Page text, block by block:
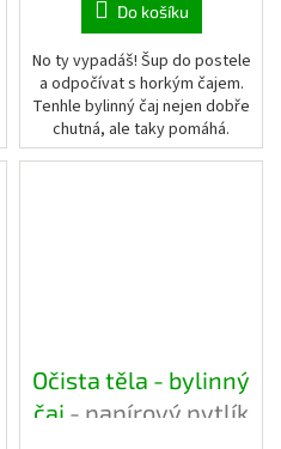
Do košíku
No ty vypadáš! Šup do postele
a odpočívat s horkým čajem.
Tenhle bylinný čaj nejen dobře
chutná, ale taky pomáhá.
Očista těla - bylinný
čaj - papírový pytlík